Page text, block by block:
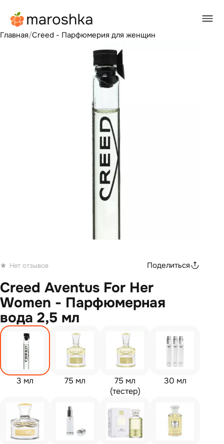
Главная/Creed - Парфюмерия для женщин
Нет отзывов Поделиться
Creed Aventus For Her
Women - Парфюмерная
вода 2,5 мл
3 мл 75 мл
75 мл
(тестер)
30 мл